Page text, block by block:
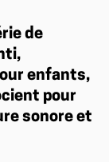
de
enfants,
pour
sonore et